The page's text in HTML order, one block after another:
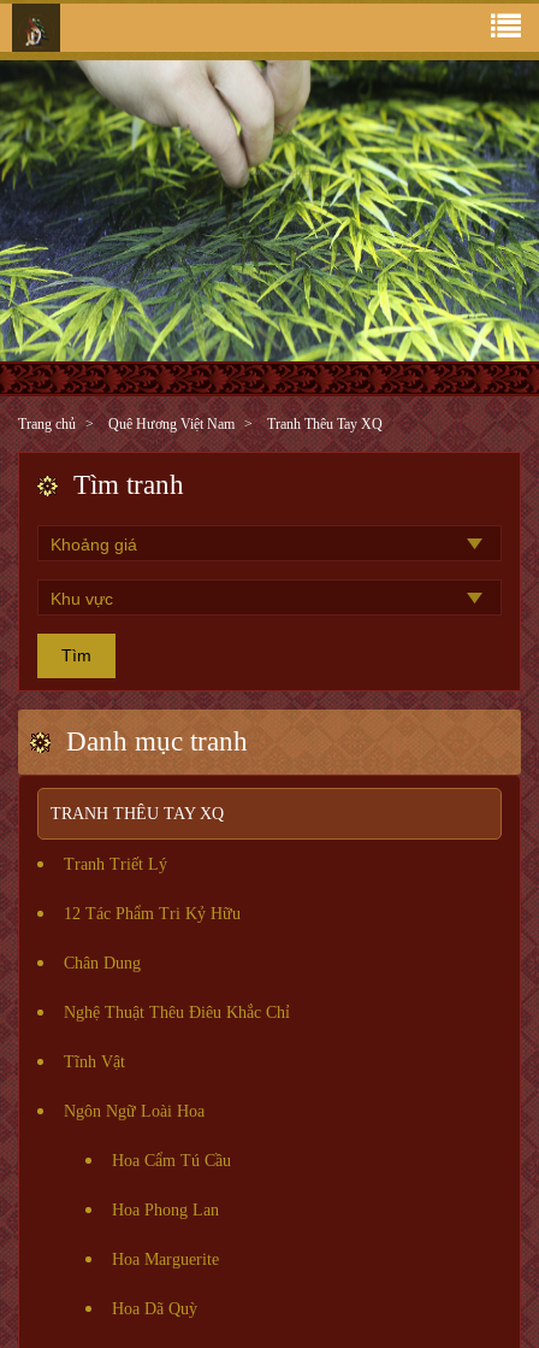
Trang chủ Quê Hương Việt Nam Tranh Thêu Tay XQ
Tìm tranh
Tìm
Danh mục tranh
TRANH THÊU TAY XQ
Tranh Triết Lý
12 Tác Phẩm Tri Kỷ Hữu
Chân Dung
Nghệ Thuật Thêu Điêu Khắc Chỉ
Tĩnh Vật
Ngôn Ngữ Loài Hoa
Hoa Cẩm Tú Cầu
Hoa Phong Lan
Hoa Marguerite
Hoa Dã Quỳ